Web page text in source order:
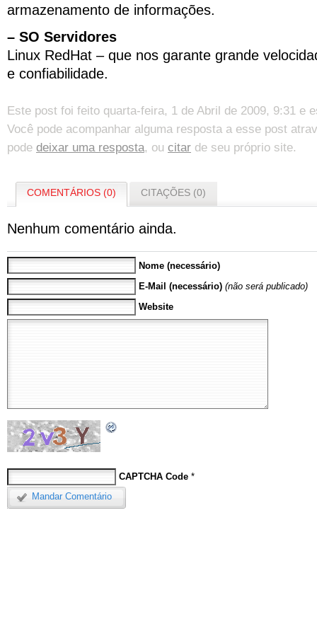
armazenamento de informações.
– SO Servidores
Linux RedHat – que nos garante grande
e confiabilidade.
Este post foi feito quarta-feira, 1 de Abril de 2009, 9:31 e
Você pode acompanhar alguma resposta a esse post
pode deixar uma resposta, ou citar de seu próprio site.
COMENTÁRIOS (0) CITAÇÕES (0)
Nenhum comentário ainda.
Nome (necessário)
E-Mail (necessário) (não será publicado)
Website
CAPTCHA Code *
Mandar Comentário